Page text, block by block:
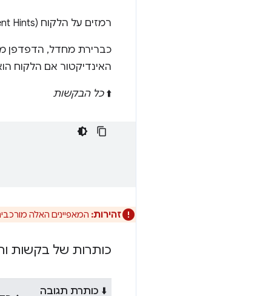
רמזים על הלקוח (Client Hints) לגבי הסוכן המשתמש מופעלים כברירת מחדל ב-Chrome מגרסה 89 ואילך.
כברירת מחדל, הדפדפן
האינדיקטור אם הלקוח
⬆️כל הבקשות
זהירות: המאפיינים האלה
כותרות של בקשות
⬇️ כותרת תגובה